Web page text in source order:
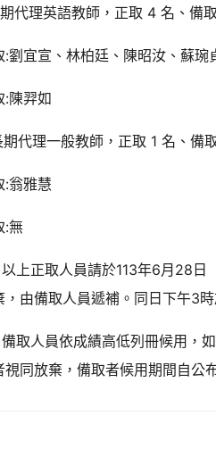
代理英語教師，正取 4 名、備
:劉宜宣、林柏廷、陳昭汝、蘇琬
:陳羿如
期代理一般教師，正取 1 名、備
:翁雅慧
:無
上正取人員請於113年6月28日
，由備取人員遞補。同日下午3
取人員依成績高低列冊候用，
視同放棄，備取者候用期間自公